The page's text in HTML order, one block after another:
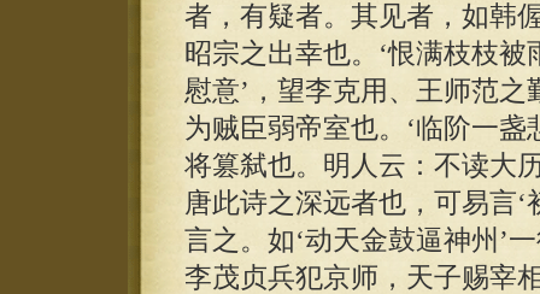
者，有疑者。其见者，如韩
昭宗之出幸也。‘恨满枝枝被
慰意’，望李克用、王师范之
为贼臣弱帝室也。‘临阶一
将篡弑也。明人云：不读大
唐此诗之深远者也，可易言‘
言之。如‘动天金鼓逼神州’
李茂贞兵犯京师，天子赐宰